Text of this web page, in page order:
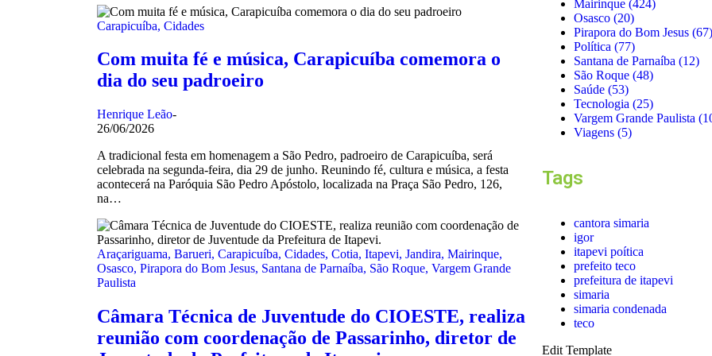
Carapicuíba, Cidades
Com muita fé e música, Carapicuíba comemora o
dia do seu padroeiro
Henrique Leão-
26/06/2026
A tradicional festa em homenagem a São Pedro, padroeiro de Carapicuíba, será
celebrada na segunda-feira, dia 29 de junho. Reunindo fé, cultura e música, a festa
acontecerá na Paróquia São Pedro Apóstolo, localizada na Praça São Pedro, 126,
na…
Araçariguama, Barueri, Carapicuíba, Cidades, Cotia, Itapevi, Jandira, Mairinque,
Osasco, Pirapora do Bom Jesus, Santana de Parnaíba, São Roque, Vargem Grande
Paulista
Câmara Técnica de Juventude do CIOESTE, realiza
reunião com coordenação de Passarinho, diretor de
Mairinque (424)
Osasco (20)
Pirapora do Bom Jesus (67)
Política (77)
Santana de Parnaíba (12)
São Roque (48)
Saúde (53)
Tecnologia (25)
Vargem Grande Paulista
Viagens (5)
Tags
cantora simaria
igor
itapevi poítica
prefeito teco
prefeitura de itapevi
simaria
simaria condenada
teco
Edit Template